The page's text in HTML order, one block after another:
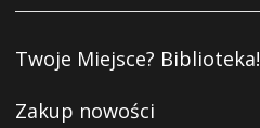
Twoje Miejsce? Biblioteka!
Zakup nowości